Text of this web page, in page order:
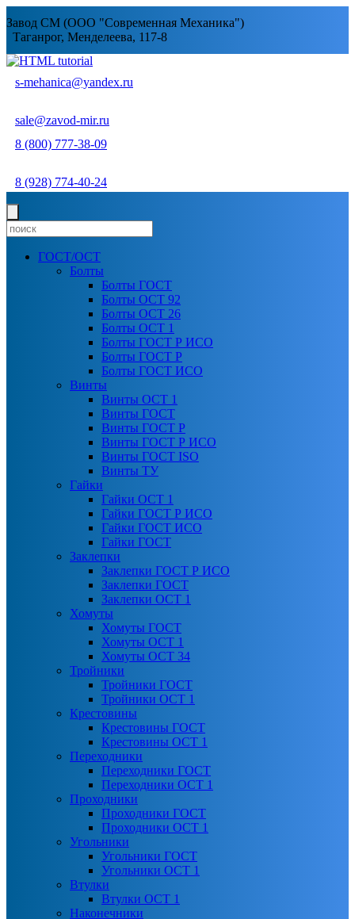
Завод СМ (ООО "Современная Механика")
Таганрог, Менделеева, 117-8
s-mehanica@yandex.ru
sale@zavod-mir.ru
8 (800) 777-38-09
8 (928) 774-40-24
ГОСТ/ОСТ
Болты
Болты ГОСТ
Болты ОСТ 92
Болты ОСТ 26
Болты ОСТ 1
Болты ГОСТ Р ИСО
Болты ГОСТ Р
Болты ГОСТ ИСО
Винты
Винты ОСТ 1
Винты ГОСТ
Винты ГОСТ Р
Винты ГОСТ Р ИСО
Винты ГОСТ ISO
Винты ТУ
Гайки
Гайки ОСТ 1
Гайки ГОСТ Р ИСО
Гайки ГОСТ ИСО
Гайки ГОСТ
Заклепки
Заклепки ГОСТ Р ИСО
Заклепки ГОСТ
Заклепки ОСТ 1
Хомуты
Хомуты ГОСТ
Хомуты ОСТ 1
Хомуты ОСТ 34
Тройники
Тройники ГОСТ
Тройники ОСТ 1
Крестовины
Крестовины ГОСТ
Крестовины ОСТ 1
Переходники
Переходники ГОСТ
Переходники ОСТ 1
Проходники
Проходники ГОСТ
Проходники ОСТ 1
Угольники
Угольники ГОСТ
Угольники ОСТ 1
Втулки
Втулки ОСТ 1
Наконечники